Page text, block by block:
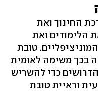
החינוך ואת
הלימודים ואת
טובת
בכך משימה לאומית
כדי להשריש
וראיית טובת